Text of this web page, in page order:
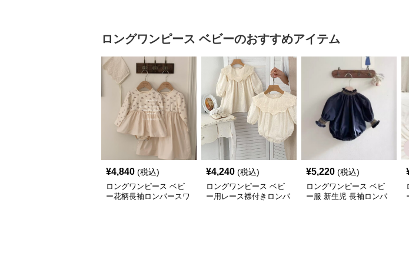
ロングワンピース ベビーのおすすめアイテム
¥4,840 (税込)
ロングワンピース ベビ
ー花柄長袖ロンパースワ
¥4,240 (税込)
ロングワンピース ベビ
ー用レース襟付きロンパ
¥5,220 (税込)
ロングワンピース ベビ
ー服 新生児 長袖ロンパ